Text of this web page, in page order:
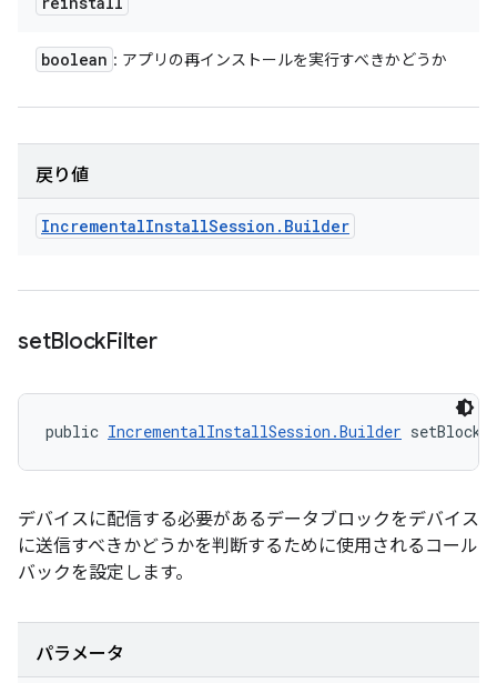
boolean : アプリの再インストールを実行すべきかどうか
戻り値
IncrementalInstallSession . Builder
setBlockFilter
public IncrementalInstallSession.Builder
デバイスに配信する必要があるデータブロックをデバイス
に送信すべきかどうかを判断するために使用されるコール
バックを設定します。
パラメータ